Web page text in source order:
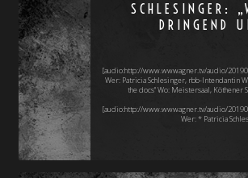
SCHLESINGER:
DRINGEND
[audio:http://www.wwwagner.tv/audio/
Wer: Patricia Schlesinger, rbb-Intendantin
the docs" Wo: Meistersaal, Köthener
[audio:http://www.wwwagner.tv/audio/
Wer: * Patricia